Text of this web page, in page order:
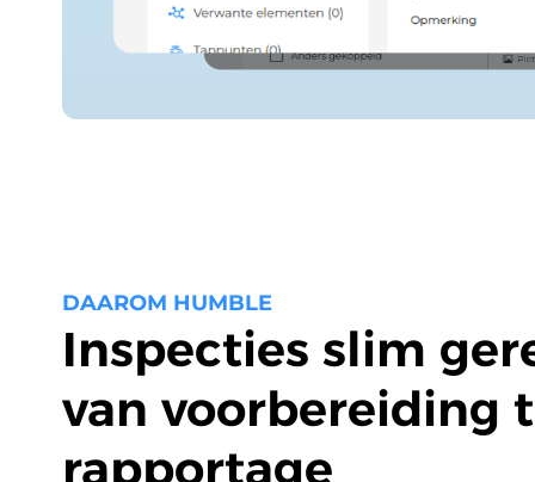
DAAROM HUMBLE
Inspecties slim
van voorbereiding
rapportage